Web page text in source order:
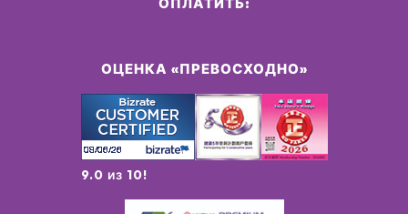
ОЦЕНКА «ПРЕВОСХОДНО»
9.0 из 10!
ОПЛАТИТЬ: